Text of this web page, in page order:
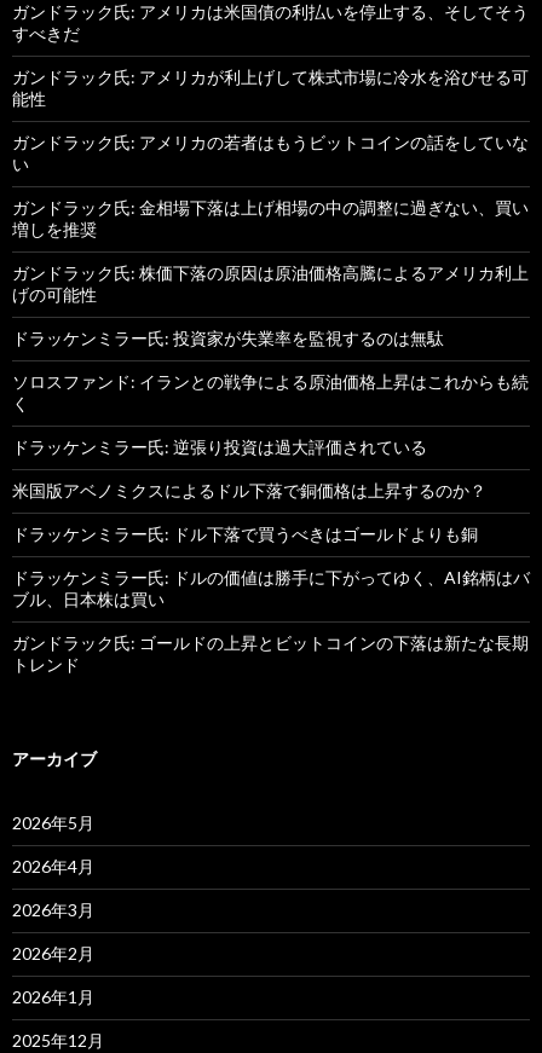
ガンドラック氏: アメリカは米国債の利払いを停止する、そしてそう
すべきだ
ガンドラック氏: アメリカが利上げして株式市場に冷水を浴びせる可
能性
ガンドラック氏: アメリカの若者はもうビットコインの話をしていな
い
ガンドラック氏: 金相場下落は上げ相場の中の調整に過ぎない、買い
増しを推奨
ガンドラック氏: 株価下落の原因は原油価格高騰によるアメリカ利上
げの可能性
ドラッケンミラー氏: 投資家が失業率を監視するのは無駄
ソロスファンド: イランとの戦争による原油価格上昇はこれからも続
く
ドラッケンミラー氏: 逆張り投資は過大評価されている
米国版アベノミクスによるドル下落で銅価格は上昇するのか？
ドラッケンミラー氏: ドル下落で買うべきはゴールドよりも銅
ドラッケンミラー氏: ドルの価値は勝手に下がってゆく、AI銘柄はバ
ブル、日本株は買い
ガンドラック氏: ゴールドの上昇とビットコインの下落は新たな長期
トレンド
アーカイブ
2026年5月
2026年4月
2026年3月
2026年2月
2026年1月
2025年12月